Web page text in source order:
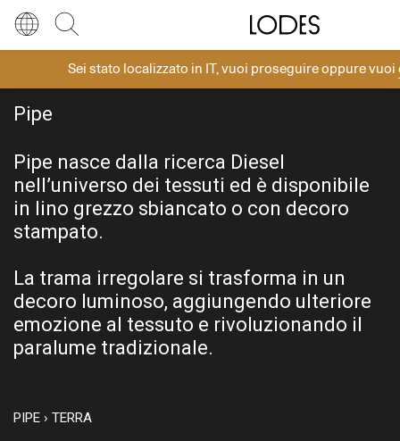
Sei stato localizzato in IT, vuoi proseguire oppure vuoi
LinguaItaliano
Italiano
English
Français
Español
Русский
Regione
Europa
Nord America
Store locator Press room
Diesel Living with Lodes
DIESEL LIVING WITH LODES
Pipe
Pipe nasce dalla ricerca Diesel
nell’universo dei tessuti ed è disponibile
in lino grezzo sbiancato o con decoro
stampato.
La trama irregolare si trasforma in un
decoro luminoso, aggiungendo ulteriore
emozione al tessuto e rivoluzionando il
paralume tradizionale.
PIPE › TERRA